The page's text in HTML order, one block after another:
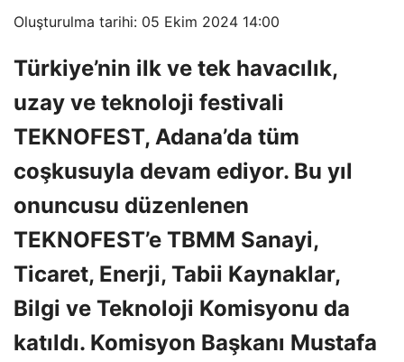
Oluşturulma tarihi: 05 Ekim 2024 14:00
Türkiye’nin ilk ve tek havacılık,
uzay ve teknoloji festivali
TEKNOFEST, Adana’da tüm
coşkusuyla devam ediyor. Bu yıl
onuncusu düzenlenen
TEKNOFEST’e TBMM Sanayi,
Ticaret, Enerji, Tabii Kaynaklar,
Bilgi ve Teknoloji Komisyonu da
katıldı. Komisyon Başkanı Mustafa